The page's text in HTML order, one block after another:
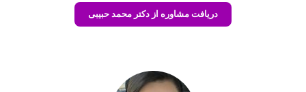
دریافت مشاوره از دکتر محمد حبیبی